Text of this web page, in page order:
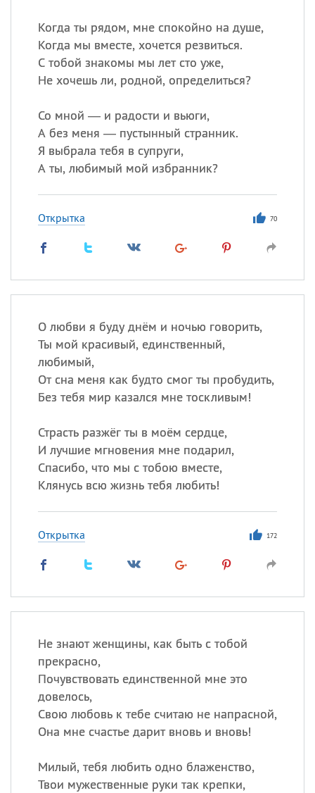
Когда ты рядом, мне спокойно на душе,
Когда мы вместе, хочется резвиться.
С тобой знакомы мы лет сто уже,
Не хочешь ли, родной, определиться?
Со мной — и радости и вьюги,
А без меня — пустынный странник.
Я выбрала тебя в супруги,
А ты, любимый мой избранник?
Открытка 70
О любви я буду днём и ночью говорить,
Ты мой красивый, единственный,
любимый,
От сна меня как будто смог ты пробудить,
Без тебя мир казался мне тоскливым!
Страсть разжёг ты в моём сердце,
И лучшие мгновения мне подарил,
Спасибо, что мы с тобою вместе,
Клянусь всю жизнь тебя любить!
Открытка 172
Не знают женщины, как быть с тобой
прекрасно,
Почувствовать единственной мне это
довелось,
Свою любовь к тебе считаю не напрасной,
Она мне счастье дарит вновь и вновь!
Милый, тебя любить одно блаженство,
Твои мужественные руки так крепки,